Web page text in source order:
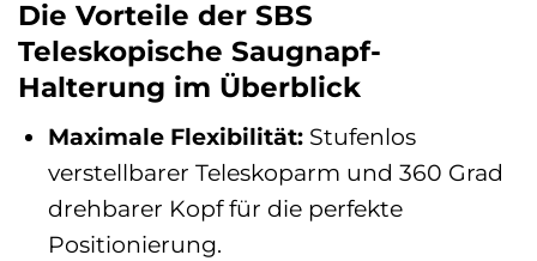
Die Vorteile der SBS
Teleskopische Saugnapf-
Halterung im Überblick
Maximale Flexibilität: Stufenlos
verstellbarer Teleskoparm und 360 Grad
drehbarer Kopf für die perfekte
Positionierung.